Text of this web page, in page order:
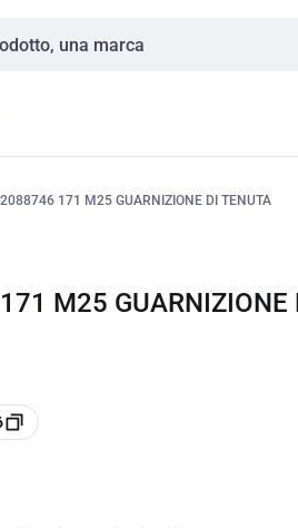
171 M25 GUARNIZIONE DI TENUTA
M25 GUARNIZIONE